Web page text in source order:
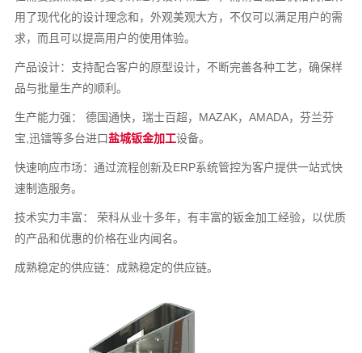
用了现代化的设计理念和，外观美观大方，不仅可以满足用户的需
求，而且可以提高用户的使用体验。
产品设计：支持配合客户的原型设计，不断完善各种工艺，确保样
品与批量生产的顺利。
生产能力强： 德国通快，瑞士百超，MAZAK，AMADA，芬兰芬
宝,迅镭等多台进口盐城钣金加工设备。
快速响应市场：通过流程创新及ERP系统管控为客户提供一站式快
速制造服务。
技术实力丰富： 荣科从业十多年，有丰富的钣金加工经验，以优质
的产品和优惠的价格在业内闻名。
成熟稳定的供应链：成熟稳定的供应链。